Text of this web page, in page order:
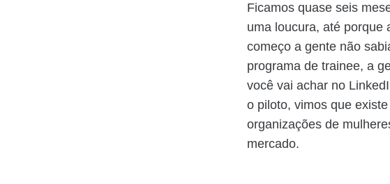
Ficamos quase seis
uma loucura, até porque
começo a gente não
programa de trainee, a
você vai achar no
o piloto, vimos que
organizações de
mercado.